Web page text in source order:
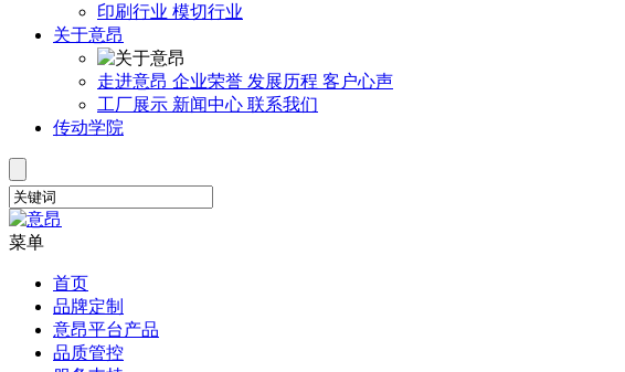
印刷行业 模切行业
关于意昂
走进意昂 企业荣誉 发展历程 客户心声
工厂展示 新闻中心 联系我们
传动学院
菜单
首页
品牌定制
意昂平台产品
品质管控